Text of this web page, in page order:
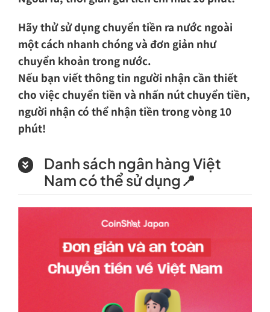
Hãy thử sử dụng chuyển tiền ra nước ngoài
một cách nhanh chóng và đơn giản như
chuyển khoản trong nước.
Nếu bạn viết thông tin người nhận cần thiết
cho việc chuyển tiền và nhấn nút chuyển tiền,
người nhận có thể nhận tiền trong vòng 10
phút!
Danh sách ngân hàng Việt
Nam có thể sử dụng📍